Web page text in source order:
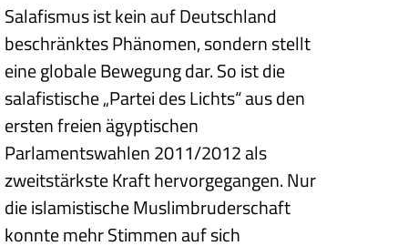
Salafismus ist kein auf Deutschland
beschränktes Phänomen, sondern stellt
eine globale Bewegung dar. So ist die
salafistische „Partei des Lichts“ aus den
ersten freien ägyptischen
Parlamentswahlen 2011/2012 als
zweitstärkste Kraft hervorgegangen. Nur
die islamistische Muslimbruderschaft
konnte mehr Stimmen auf sich